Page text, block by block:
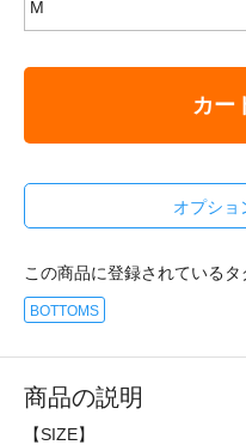
カー
オプショ
この商品に登録されているタ
BOTTOMS
商品の説明
【SIZE】